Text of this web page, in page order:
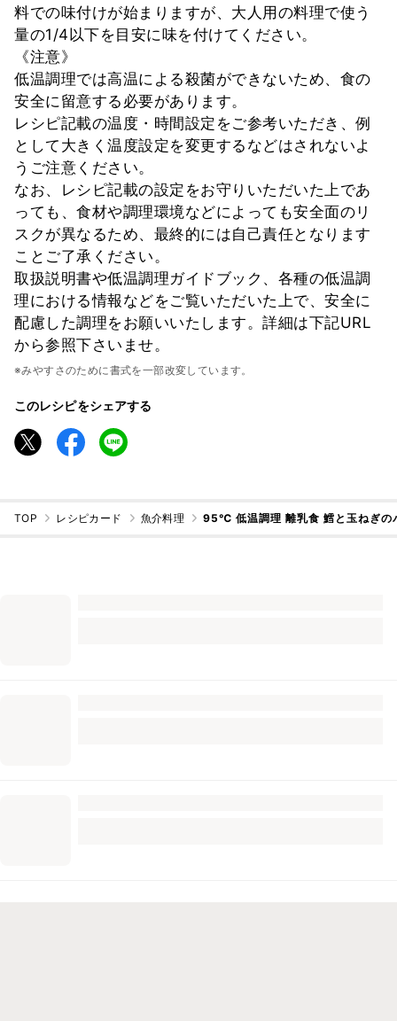
料での味付けが始まりますが、大人用の料理で使う
量の1/4以下を目安に味を付けてください。
《注意》
低温調理では高温による殺菌ができないため、食の
安全に留意する必要があります。
レシピ記載の温度・時間設定をご参考いただき、例
として大きく温度設定を変更するなどはされないよ
うご注意ください。
なお、レシピ記載の設定をお守りいただいた上であ
っても、食材や調理環境などによっても安全面のリ
スクが異なるため、最終的には自己責任となります
ことご了承ください。
取扱説明書や低温調理ガイドブック、各種の低温調
理における情報などをご覧いただいた上で、安全に
配慮した調理をお願いいたします。詳細は下記URL
から参照下さいませ。
※みやすさのために書式を一部改変しています。
このレシピをシェアする
TOP レシピカード 魚介料理 95℃ 低温調理 離乳食 鱈と玉ねぎの